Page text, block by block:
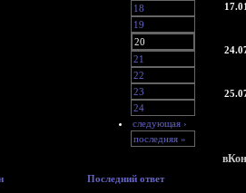
18
19
20
21
22
23
24
следующая ›
последняя »
Последний ответ
17.01